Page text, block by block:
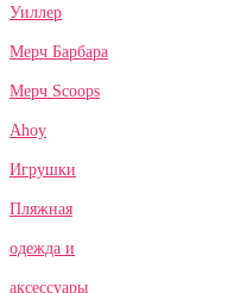
Уиллер
Мерч Барбара
Мерч Scoops
Ahoy
Игрушки
Пляжная
одежда и
аксессуары